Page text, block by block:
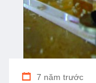
7 năm trước